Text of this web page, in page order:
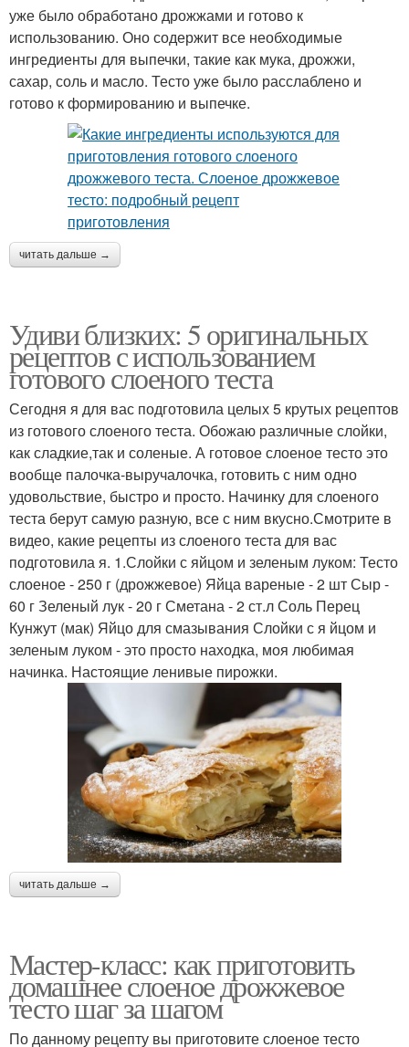
уже было обработано дрожжами и готово к
использованию. Оно содержит все необходимые
ингредиенты для выпечки, такие как мука, дрожжи,
сахар, соль и масло. Тесто уже было расслаблено и
готово к формированию и выпечке.
читать дальше →
Удиви близких: 5 оригинальных
рецептов с использованием
готового слоеного теста
Сегодня я для вас подготовила целых 5 крутых рецептов
из готового слоеного теста. Обожаю различные слойки,
как сладкие,так и соленые. А готовое слоеное тесто это
вообще палочка-выручалочка, готовить с ним одно
удовольствие, быстро и просто. Начинку для слоеного
теста берут самую разную, все с ним вкусно.Смотрите в
видео, какие рецепты из слоеного теста для вас
подготовила я. 1.Слойки с яйцом и зеленым луком: Тесто
слоеное - 250 г (дрожжевое) Яйца вареные - 2 шт Сыр -
60 г Зеленый лук - 20 г Сметана - 2 ст.л Соль Перец
Кунжут (мак) Яйцо для смазывания Слойки с я йцом и
зеленым луком - это просто находка, моя любимая
начинка. Настоящие ленивые пирожки.
читать дальше →
Мастер-класс: как приготовить
домашнее слоеное дрожжевое
тесто шаг за шагом
По данному рецепту вы приготовите слоеное тесто